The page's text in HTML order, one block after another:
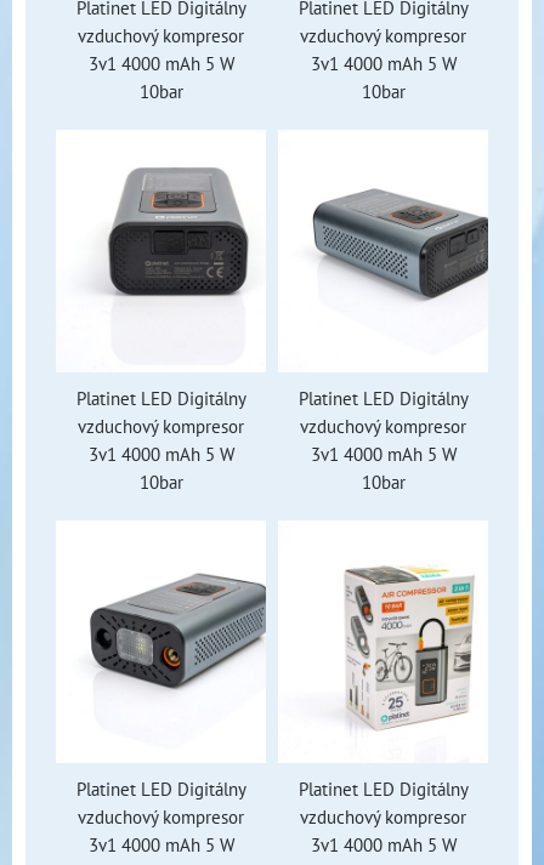
Platinet LED Digitálny
vzduchový kompresor
3v1 4000 mAh 5 W
10bar
Platinet LED Digitálny
vzduchový kompresor
3v1 4000 mAh 5 W
10bar
Platinet LED Digitálny
vzduchový kompresor
3v1 4000 mAh 5 W
10bar
Platinet LED Digitálny
vzduchový kompresor
3v1 4000 mAh 5 W
10bar
Platinet LED Digitálny
vzduchový kompresor
3v1 4000 mAh 5 W
Platinet LED Digitálny
vzduchový kompresor
3v1 4000 mAh 5 W